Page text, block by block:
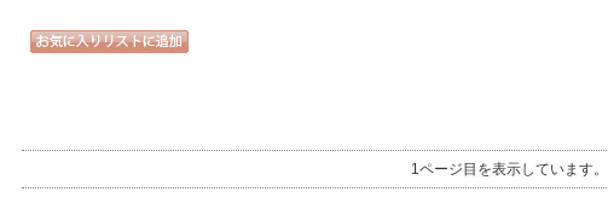
1ページ目を表示しています。